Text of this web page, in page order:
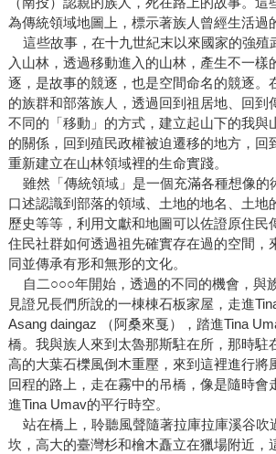
為傳統領域地圖上，標示著族人曾經生活過
這些故事，在十九世紀末以來國家的強殖
入山林，透過移動進入的山林，產生不一樣
逐，是故事的競逐，也是空間命名的競逐。
的族群和部落族人，透過回到祖居地、回到
不同的「移動」的方式，建立起山下的我與
的關係，回到殖民政權被迫遷移的地方，回
重新建立在山林領域裡的生命實踐。
雖然「傳統領域」是一個充滿各種想像的
口述認識到部落的領域、土地的地名、土地
歷史等等，利用文獻和地圖可以佐證原住民
住民社群如何透過祖先確實存在過的空間，
同並傳承有形和無形的文化。
自二○○○年開始，透過的不同的機會，與
見證兄長們所說的一棟棟石板家屋，走進
Asang daingaz （阿桑來戛），踏進Tina
橋。我與族人來到太魯那斯駐在所，那時駐
高的大葉石櫟風倒木重壓，來到這裡進行將
回程的路上，走在霧中的吊橋，像是隨時會
進Tina Umav的平行時空。
站在橋上，聆聽風聲隨著拉庫拉庫溪谷吹
坎，高大的臺灣杉和檜木矗立在獵場附近，